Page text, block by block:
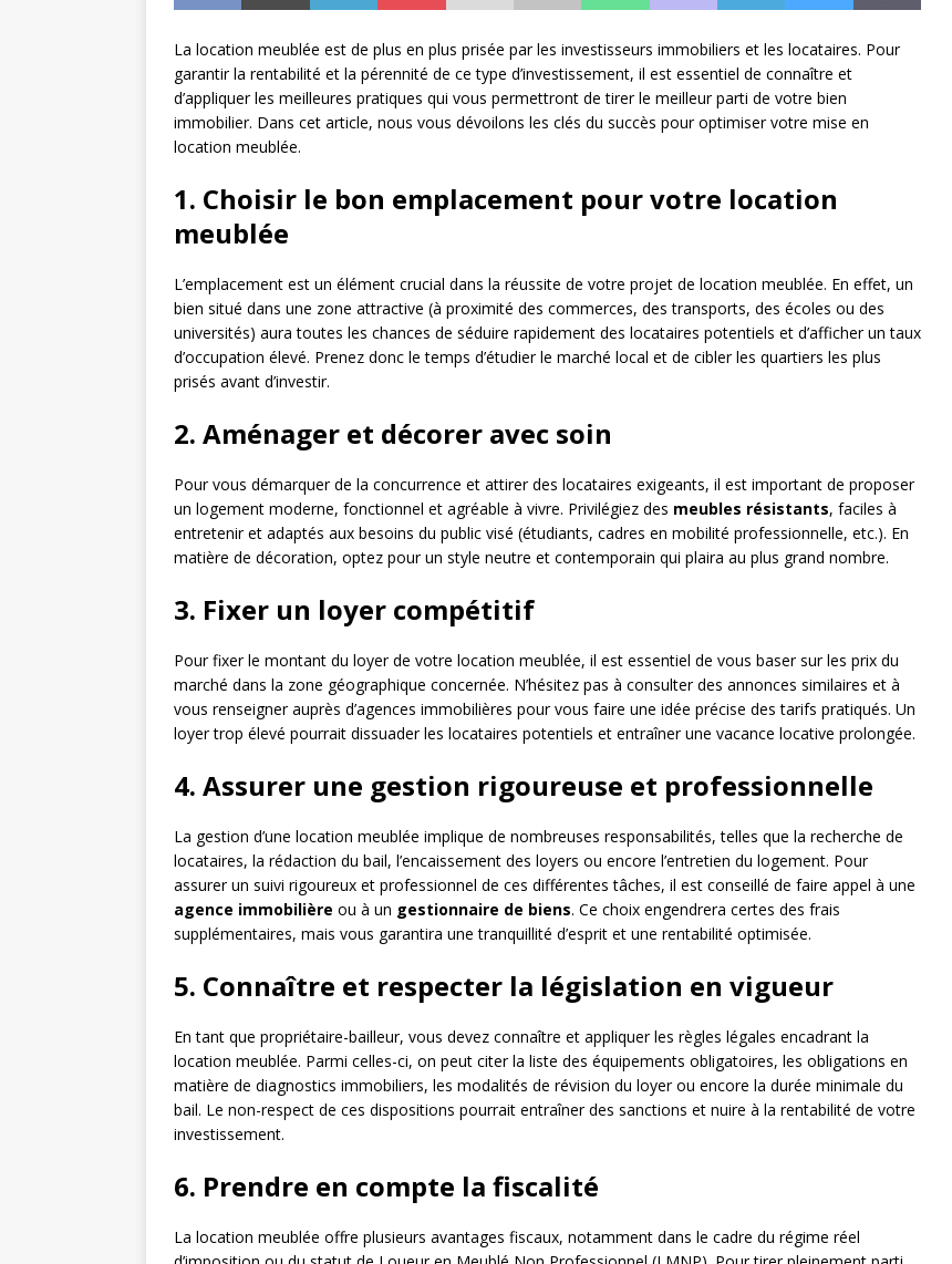
La location meublée est de plus en plus prisée par les investisseurs immobiliers et les locataires. Pour
garantir la rentabilité et la pérennité de ce type d’investissement, il est essentiel de connaître et
d’appliquer les meilleures pratiques qui vous permettront de tirer le meilleur parti de votre bien
immobilier. Dans cet article, nous vous dévoilons les clés du succès pour optimiser votre mise en
location meublée.
1. Choisir le bon emplacement pour votre location
meublée
L’emplacement est un élément crucial dans la réussite de votre projet de location meublée. En effet, un
bien situé dans une zone attractive (à proximité des commerces, des transports, des écoles ou des
universités) aura toutes les chances de séduire rapidement des locataires potentiels et d’afficher un taux
d’occupation élevé. Prenez donc le temps d’étudier le marché local et de cibler les quartiers les plus
prisés avant d’investir.
2. Aménager et décorer avec soin
Pour vous démarquer de la concurrence et attirer des locataires exigeants, il est important de proposer
un logement moderne, fonctionnel et agréable à vivre. Privilégiez des meubles résistants, faciles à
entretenir et adaptés aux besoins du public visé (étudiants, cadres en mobilité professionnelle, etc.). En
matière de décoration, optez pour un style neutre et contemporain qui plaira au plus grand nombre.
3. Fixer un loyer compétitif
Pour fixer le montant du loyer de votre location meublée, il est essentiel de vous baser sur les prix du
marché dans la zone géographique concernée. N’hésitez pas à consulter des annonces similaires et à
vous renseigner auprès d’agences immobilières pour vous faire une idée précise des tarifs pratiqués. Un
loyer trop élevé pourrait dissuader les locataires potentiels et entraîner une vacance locative prolongée.
4. Assurer une gestion rigoureuse et professionnelle
La gestion d’une location meublée implique de nombreuses responsabilités, telles que la recherche de
locataires, la rédaction du bail, l’encaissement des loyers ou encore l’entretien du logement. Pour
assurer un suivi rigoureux et professionnel de ces différentes tâches, il est conseillé de faire appel à une
agence immobilière ou à un gestionnaire de biens. Ce choix engendrera certes des frais
supplémentaires, mais vous garantira une tranquillité d’esprit et une rentabilité optimisée.
5. Connaître et respecter la législation en vigueur
En tant que propriétaire-bailleur, vous devez connaître et appliquer les règles légales encadrant la
location meublée. Parmi celles-ci, on peut citer la liste des équipements obligatoires, les obligations en
matière de diagnostics immobiliers, les modalités de révision du loyer ou encore la durée minimale du
bail. Le non-respect de ces dispositions pourrait entraîner des sanctions et nuire à la rentabilité de votre
investissement.
6. Prendre en compte la fiscalité
La location meublée offre plusieurs avantages fiscaux, notamment dans le cadre du régime réel